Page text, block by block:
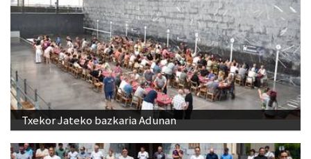
Txekor Jateko bazkaria Adunan